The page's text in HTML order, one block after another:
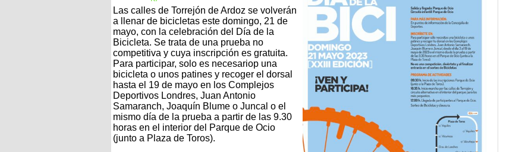
Las calles de Torrejón de Ardoz se volverán
a llenar de bicicletas este domingo, 21 de
mayo, con la celebración del Día de la
Bicicleta. Se trata de una prueba no
competitiva y cuya inscripción es gratuita.
Para participar, solo es necesariop una
bicicleta o unos patines y recoger el dorsal
hasta el 19 de mayo en los Complejos
Deportivos Londres, Juan Antonio
Samaranch, Joaquín Blume o Juncal o el
mismo día de la prueba a partir de las 9.30
horas en el interior del Parque de Ocio
(junto a Plaza de Toros).